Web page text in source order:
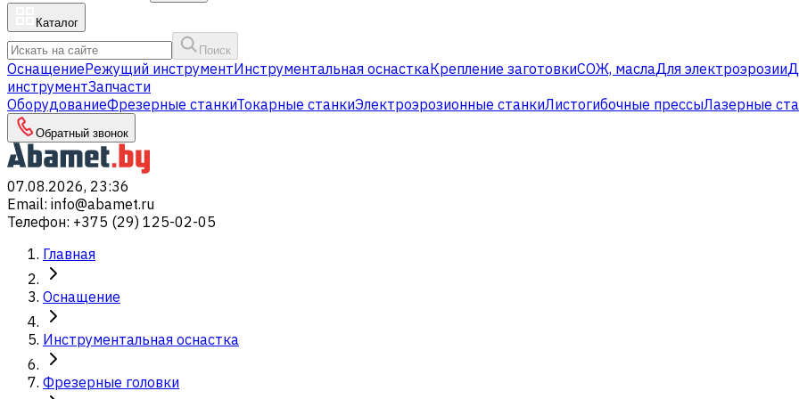
Каталог
Поиск
ОснащениеРежущий инструментИнструментальная оснасткаКрепление заготовкиСОЖ, маслаДля электроэрозии
инструментЗапчасти
ОборудованиеФрезерные станкиТокарные станкиЭлектроэрозионные станкиЛистогибочные прессыЛазерные
Обратный звонок
07.08.2026, 23:36
Email: info@abamet.ru
Телефон: +375 (29) 125-02-05
Главная
Оснащение
Инструментальная оснастка
Фрезерные головки